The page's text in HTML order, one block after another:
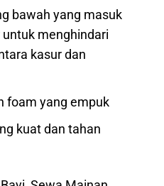
bawah yang masuk
menghindari
kasur dan
foam yang empuk
kuat dan tahan